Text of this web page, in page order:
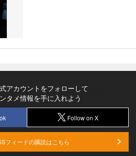
アカウントをフォローして
タメ情報を手に入れよう
Follow on X
フィードの購読はこちら